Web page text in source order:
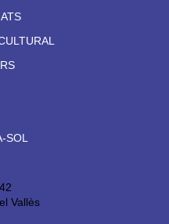
SOL
Vallès